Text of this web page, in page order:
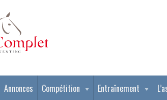
Annonces Compétition Entraînement
La journée du complet & le derby cross